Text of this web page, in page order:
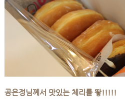
공은정님꼐서 맛있는 체리를 뙇!!!!!